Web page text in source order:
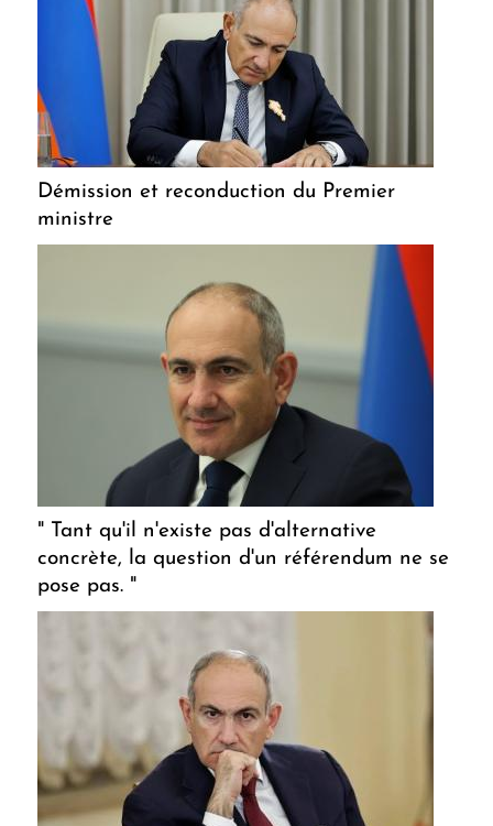
Démission et reconduction du Premier
ministre
" Tant qu'il n'existe pas d'alternative
concrète, la question d'un référendum ne se
pose pas. "